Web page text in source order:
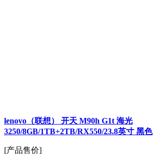
lenovo（联想） 开天 M90h G1t 海光
3250/8GB/1TB+2TB/RX550/23.8英寸 黑色
[产品售价]